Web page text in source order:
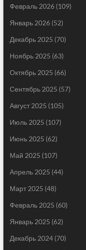
Февраль 2026(109)
Январь 2026(52)
Декабрь 2025 (70)
Ноябрь 2025 (63)
Октябрь 2025 (66)
Сентябрь 2025 (57)
Август 2025 (105)
Июль 2025 (107)
Июнь 2025 (62)
Май 2025 (107)
Апрель 2025 (44)
Март 2025 (48)
Февраль 2025 (60)
Январь 2025 (62)
Декабрь 2024(70)